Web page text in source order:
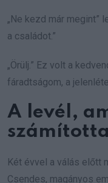
„Ne kezd már megint”
a családot.”
„Örülj.” Ez volt a
fáradtságom, a
A levél,
Két évvel a válás előtt
Csendes, magányos